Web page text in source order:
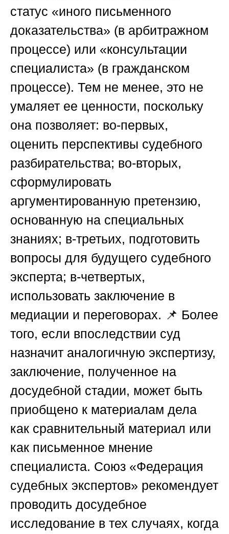
статус «иного письменного
доказательства» (в арбитражном
процессе) или «консультации
специалиста» (в гражданском
процессе). Тем не менее, это не
умаляет ее ценности, поскольку
она позволяет: во-первых,
оценить перспективы судебного
разбирательства; во-вторых,
сформулировать
аргументированную претензию,
основанную на специальных
знаниях; в-третьих, подготовить
вопросы для будущего судебного
эксперта; в-четвертых,
использовать заключение в
медиации и переговорах. 📌 Более
того, если впоследствии суд
назначит аналогичную экспертизу,
заключение, полученное на
досудебной стадии, может быть
приобщено к материалам дела
как сравнительный материал или
как письменное мнение
специалиста. Союз «Федерация
судебных экспертов» рекомендует
проводить досудебное
исследование в тех случаях, когда